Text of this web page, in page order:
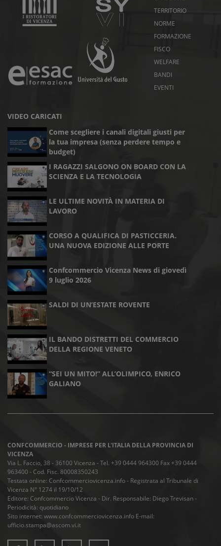
TERRITORIO
NORME
FORMAZIONE
FISCO
WELFARE
BANDI
EVENTI
VIDEO CARICATI
Come scegliere i canali digitali giusti per
la tua impresa (senza perdere tempo e
budget)
I RAGAZZI SALGONO ON BOARD CON LA
SCIENZA E LA TECNOLOGIA
LE ULTIME NOVITÀ IN MATERIA DI
LAVORO
CORSO A QUALIFICA DI PASTICCERIA.
UNA NUOVA EDIZIONE ALLE PORTE
Confcommercio Vicenza News di giovedì
9 luglio 2026
SALDI DI UN’ESTATE ROVENTE
IL BANDO DISTRETTI DEL COMMERCIO
DELLA REGIONE VENETO
“SEI UN MITO!” ALL’OLIMPICO, ENRICO
GALIANO
CONFCOMMERCIO - IMPRESE PER L'ITALIA DELLA PROVINCIA DI
VICENZA
Via L. Faccio, 38 - 36100 Vicenza - Tel. +39 0444 964300 Fax +39 0444
963400 - Cod. Fisc. 80008350243
Testata online: Confcommerciovicenza.info - Registrata al Tribunale di
Vicenza N° 1274 il 19/10/12
Editore: Confcommercio Vicenza - Dir. Responsabile: Diego Trevisan -
Periodicità: quotidiano
Sito internet: www.confcommerciovicenza.info E-mail:
ufficio.stampa@ascom.vi.it